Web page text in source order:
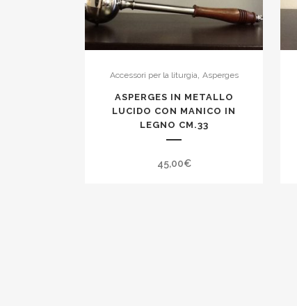
Accessori per la liturgia Asperges
ASPERGES IN METALLO
LUCIDO CON MANICO IN
LEGNO CM.33
45,00€